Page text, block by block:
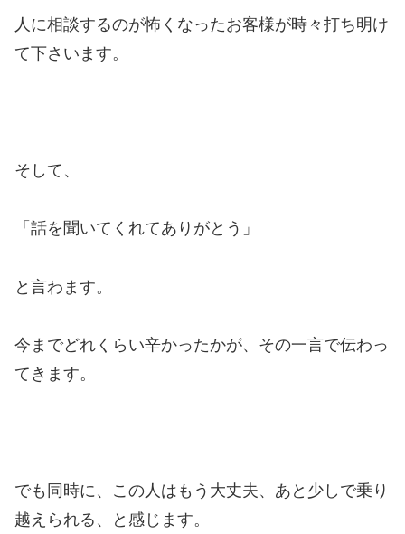
人に相談するのが怖くなったお客様が時々打ち明け
て下さいます。
そして、
「話を聞いてくれてありがとう」
と言わます。
今までどれくらい辛かったかが、その一言で伝わっ
てきます。
でも同時に、この人はもう大丈夫、あと少しで乗り
越えられる、と感じます。